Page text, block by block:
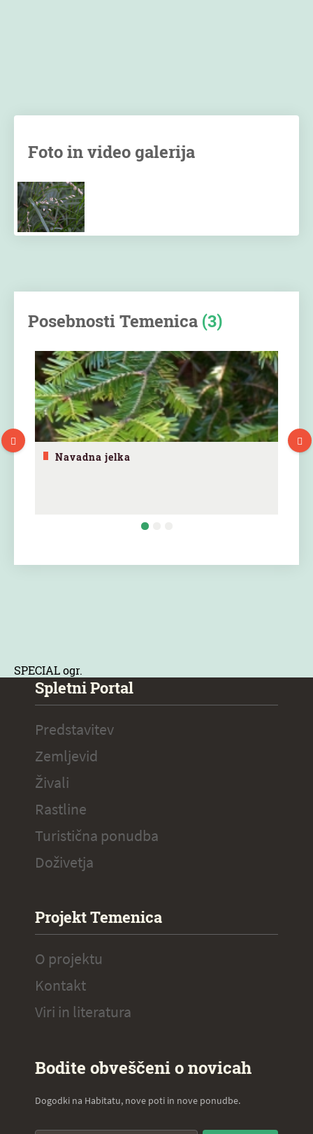
Foto in video galerija
Posebnosti Temenica (3)
Navadna jelka
SPECIAL ogr.
Spletni Portal
Predstavitev
Zemljevid
Živali
Rastline
Turistična ponudba
Doživetja
Projekt Temenica
O projektu
Kontakt
Viri in literatura
Bodite obveščeni o novicah
Dogodki na Habitatu, nove poti in nove ponudbe.